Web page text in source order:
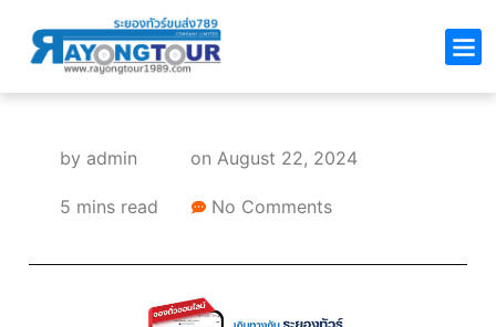
by admin on August 22, 2024
5 mins read No Comments